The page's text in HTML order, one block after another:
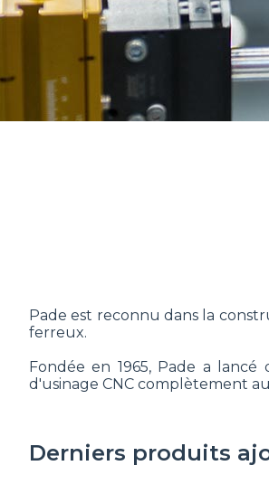
Pade est reconnu dans la
ferreux.
Fondée en 1965, Pade a
d'usinage CNC complètement
Derniers produits